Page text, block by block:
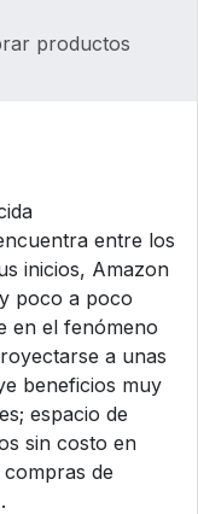
productos
entre los
inicios, Amazon
poco a poco
en el fenómeno
a unas
beneficios muy
espacio de
sin costo en
de